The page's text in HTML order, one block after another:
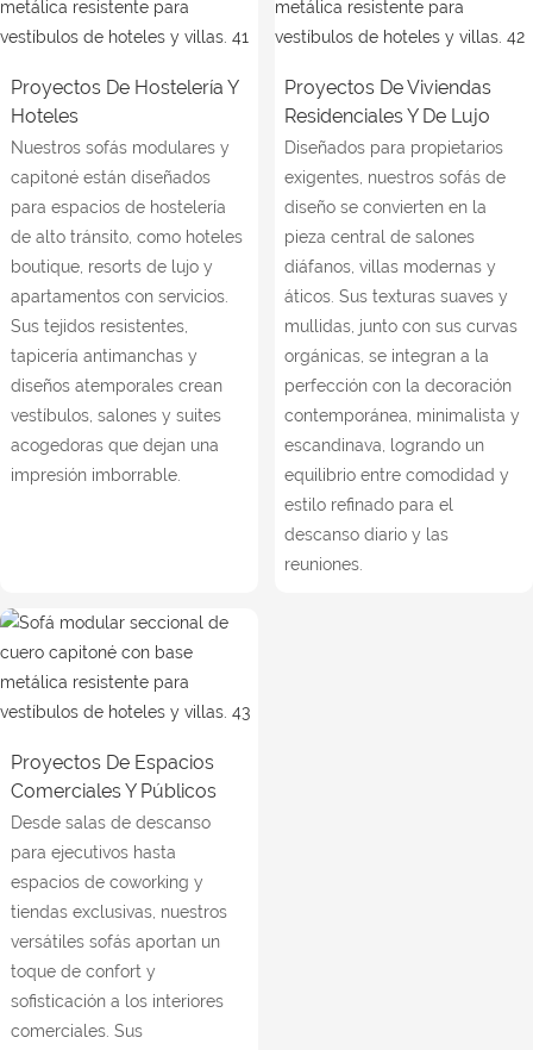
Proyectos De Hostelería Y
Hoteles
Nuestros sofás modulares y
capitoné están diseñados
para espacios de hostelería
de alto tránsito, como hoteles
boutique, resorts de lujo y
apartamentos con servicios.
Sus tejidos resistentes,
tapicería antimanchas y
diseños atemporales crean
vestíbulos, salones y suites
acogedoras que dejan una
impresión imborrable.
Proyectos De Viviendas
Residenciales Y De Lujo
Diseñados para propietarios
exigentes, nuestros sofás de
diseño se convierten en la
pieza central de salones
diáfanos, villas modernas y
áticos. Sus texturas suaves y
mullidas, junto con sus curvas
orgánicas, se integran a la
perfección con la decoración
contemporánea, minimalista y
escandinava, logrando un
equilibrio entre comodidad y
estilo refinado para el
descanso diario y las
reuniones.
Proyectos De Espacios
Comerciales Y Públicos
Desde salas de descanso
para ejecutivos hasta
espacios de coworking y
tiendas exclusivas, nuestros
versátiles sofás aportan un
toque de confort y
sofisticación a los interiores
comerciales. Sus